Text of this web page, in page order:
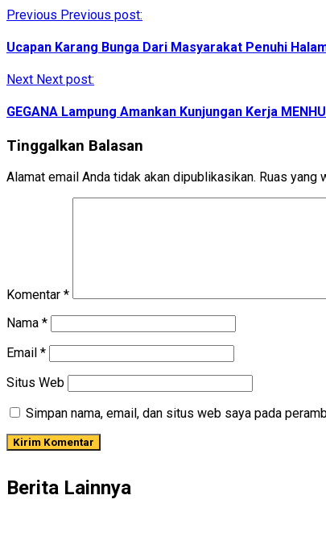
Previous Previous post:
Ucapan Karang Bunga Dari Masyarakat Penuhi
Next Next post:
GEGANA Lampung Amankan Kunjungan Kerja
Tinggalkan Balasan
Alamat email Anda tidak akan dipublikasikan. Ruas yang
Komentar *
Nama *
Email *
Situs Web
Simpan nama, email, dan situs web saya pada
Berita Lainnya